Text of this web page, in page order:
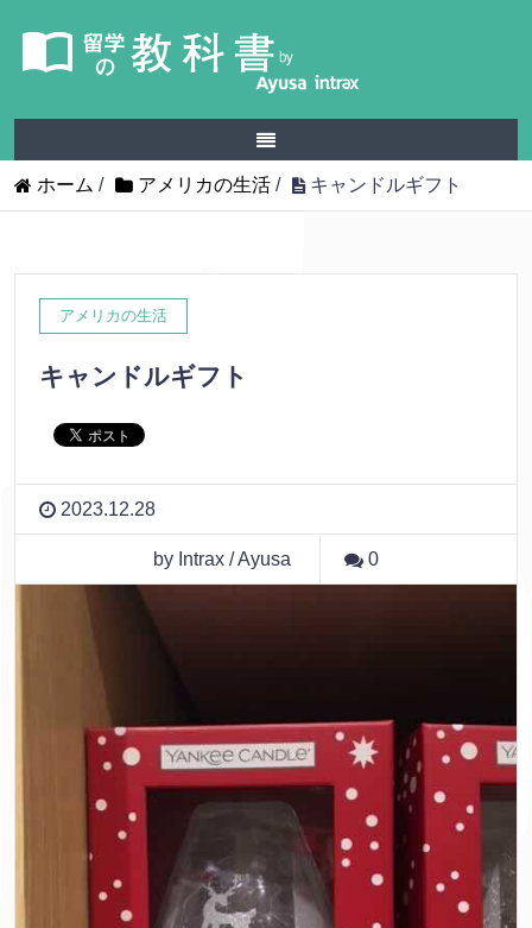
ホーム / アメリカの生活 / キャンドルギフト
アメリカの生活
キャンドルギフト
2023.12.28
by Intrax / Ayusa 0